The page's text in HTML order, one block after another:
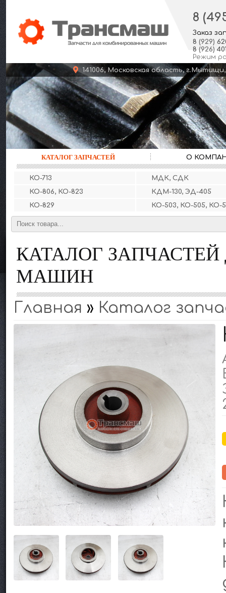
8
Заказ
8 (929)
8 (926)
Режим
141006, Московская область,
КАТАЛОГ ЗАПЧАСТЕЙ О
КО-713
МДК, СДК
КО-806, КО-823
КДМ-130, ЭД-405
КО-829
КО-503, КО-505, КО-
КАТАЛОГ
МАШИН
Главная » Каталог